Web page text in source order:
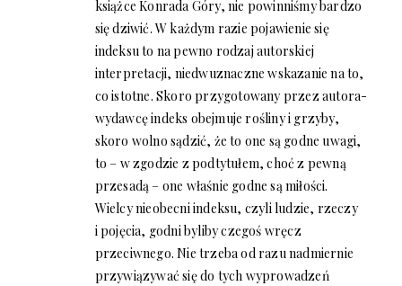
książce Konrada Góry, nie powinniśmy bardzo
się dziwić. W każdym razie pojawienie się
indeksu to na pewno rodzaj autorskiej
interpretacji, niedwuznaczne wskazanie na to,
co istotne. Skoro przygotowany przez autora-
wydawcę indeks obejmuje rośliny i grzyby,
skoro wolno sądzić, że to one są godne uwagi,
to – w zgodzie z podtytułem, choć z pewną
przesadą – one właśnie godne są miłości.
Wielcy nieobecni indeksu, czyli ludzie, rzeczy
i pojęcia, godni byliby czegoś wręcz
przeciwnego. Nie trzeba od razu nadmiernie
przywiązywać się do tych wyprowadzeń